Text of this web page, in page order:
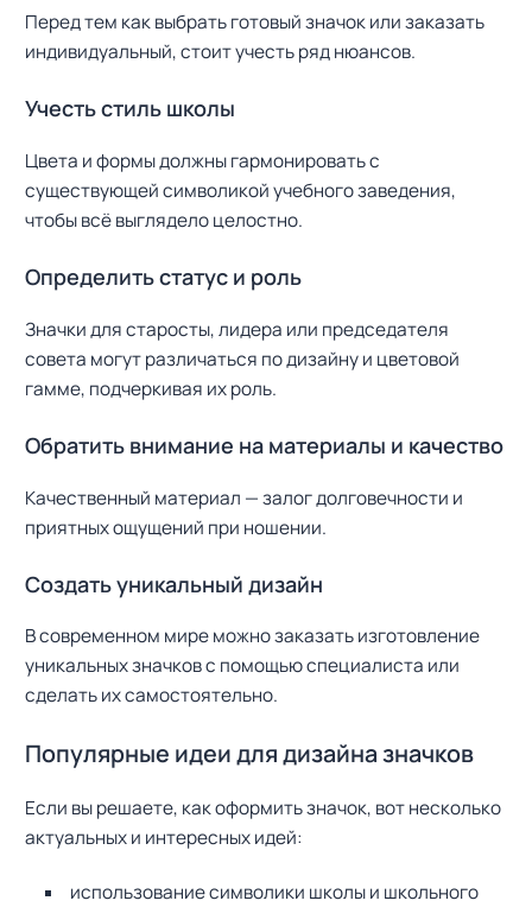
Перед тем как выбрать готовый значок или заказать
индивидуальный, стоит учесть ряд нюансов.
Учесть стиль школы
Цвета и формы должны гармонировать с
существующей символикой учебного заведения,
чтобы всё выглядело целостно.
Определить статус и роль
Значки для старосты, лидера или председателя
совета могут различаться по дизайну и цветовой
гамме, подчеркивая их роль.
Обратить внимание на материалы и качество
Качественный материал — залог долговечности и
приятных ощущений при ношении.
Создать уникальный дизайн
В современном мире можно заказать изготовление
уникальных значков с помощью специалиста или
сделать их самостоятельно.
Популярные идеи для дизайна значков
Если вы решаете, как оформить значок, вот несколько
актуальных и интересных идей:
использование символики школы и школьного
Н
й
т
: